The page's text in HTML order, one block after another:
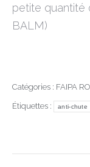
petite quantité
BALM)
Catégories : FAIPA
Étiquettes : anti-chute